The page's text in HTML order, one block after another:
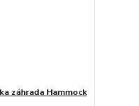
záhrada Hammock